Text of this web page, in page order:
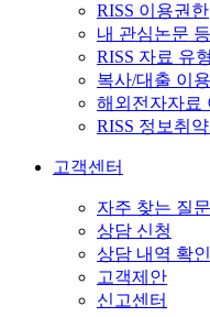
RISS 이용권한
내 관심논문
RISS 자료 유
복사/대출 이
해외전자자료
RISS 정보취
고객센터
자주 찾는 질문
상담 신청
상담 내역 확인
고객제안
신고센터